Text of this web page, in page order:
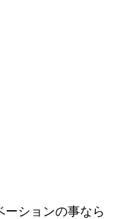
ーションの事なら